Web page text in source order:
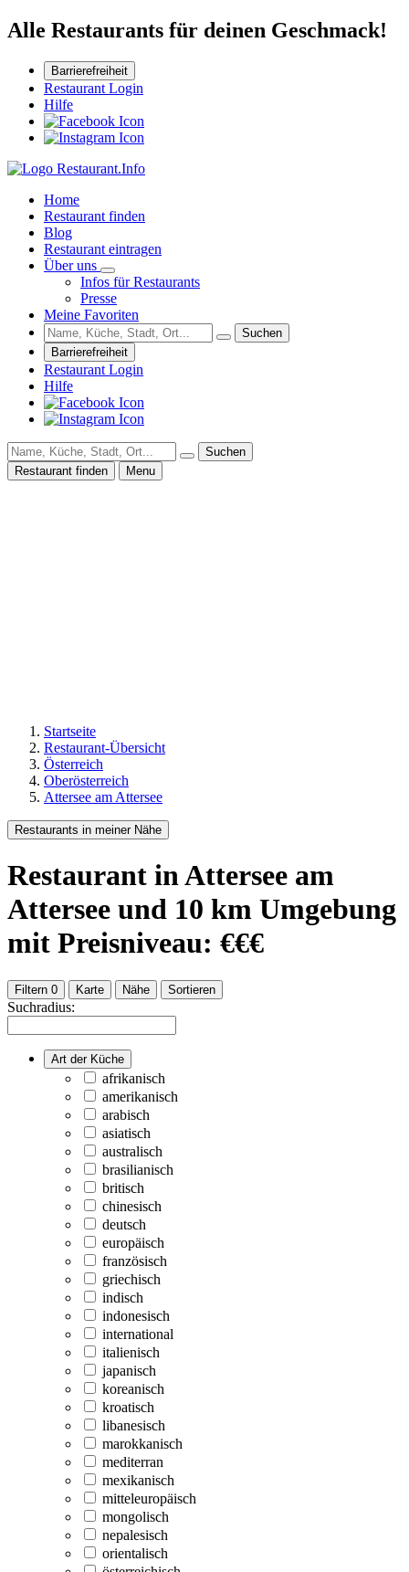
Alle Restaurants für deinen Geschmack!
Barrierefreiheit
Restaurant Login
Hilfe
Home
Restaurant finden
Blog
Restaurant eintragen
Über uns
Infos für Restaurants
Presse
Meine Favoriten
Suchen
Barrierefreiheit
Restaurant Login
Hilfe
Suchen
Restaurant finden
Menu
Startseite
Restaurant-Übersicht
Österreich
Oberösterreich
Attersee am Attersee
Restaurants in meiner Nähe
Restaurant in Attersee am
Attersee und 10 km Umgebung
mit Preisniveau: €€€
Filtern 0 Karte Nähe Sortieren
Suchradius:
Art der Küche
afrikanisch
amerikanisch
arabisch
asiatisch
australisch
brasilianisch
britisch
chinesisch
deutsch
europäisch
französisch
griechisch
indisch
indonesisch
international
italienisch
japanisch
koreanisch
kroatisch
libanesisch
marokkanisch
mediterran
mexikanisch
mitteleuropäisch
mongolisch
nepalesisch
orientalisch